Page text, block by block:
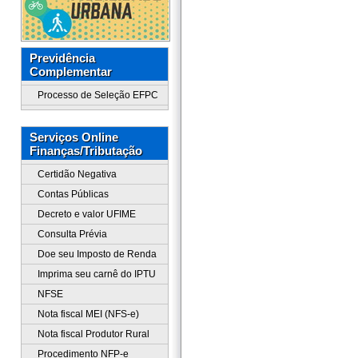
Previdência
Complementar
Processo de Seleção EFPC
Serviços Online
Finanças/Tributação
Certidão Negativa
Contas Públicas
Decreto e valor UFIME
Consulta Prévia
Doe seu Imposto de Renda
Imprima seu carnê do IPTU
NFSE
Nota fiscal MEI (NFS-e)
Nota fiscal Produtor Rural
Procedimento NFP-e